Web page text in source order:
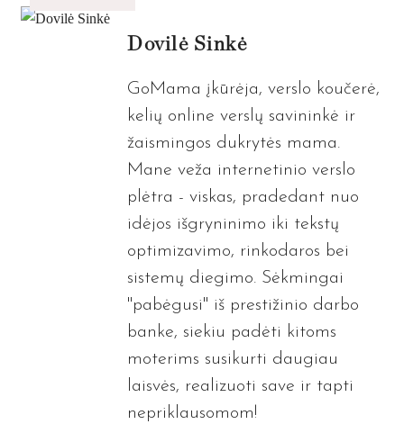
Dovilė Sinkė
GoMama įkūrėja, verslo koučerė,
kelių online verslų savininkė ir
žaismingos dukrytės mama.
Mane veža internetinio verslo
plėtra - viskas, pradedant nuo
idėjos išgryninimo iki tekstų
optimizavimo, rinkodaros bei
sistemų diegimo. Sėkmingai
"pabėgusi" iš prestižinio darbo
banke, siekiu padėti kitoms
moterims susikurti daugiau
laisvės, realizuoti save ir tapti
nepriklausomom!